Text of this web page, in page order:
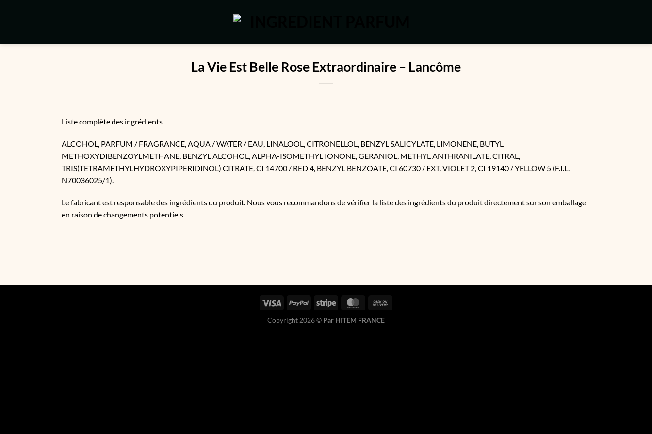
La Vie Est Belle Rose Extraordinaire – Lancôme
Liste complète des ingrédients
ALCOHOL, PARFUM / FRAGRANCE, AQUA / WATER / EAU, LINALOOL, CITRONELLOL, BENZYL SALICYLATE, LIMONENE, BUTYL
METHOXYDIBENZOYLMETHANE, BENZYL ALCOHOL, ALPHA-ISOMETHYL IONONE, GERANIOL, METHYL ANTHRANILATE, CITRAL,
TRIS(TETRAMETHYLHYDROXYPIPERIDINOL) CITRATE, CI 14700 / RED 4, BENZYL BENZOATE, CI 60730 / EXT. VIOLET 2, CI 19140 / YELLOW 5 (F.I.L.
N70036025/1).
Le fabricant est responsable des ingrédients du produit. Nous vous recommandons de vérifier la liste des ingrédients du produit directement sur son emballage
en raison de changements potentiels.
Copyright 2026 © Par HITEM FRANCE